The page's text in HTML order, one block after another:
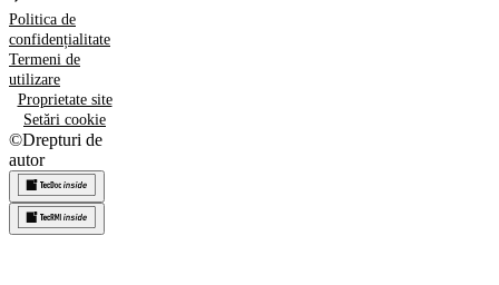
Politica de
confidențialitate
Termeni de
utilizare
Proprietate site
Setări cookie
©Drepturi de
autor